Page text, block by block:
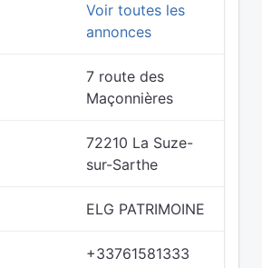
Voir toutes les
annonces
7 route des
Maçonnières
72210 La Suze-
sur-Sarthe
ELG PATRIMOINE
+33761581333